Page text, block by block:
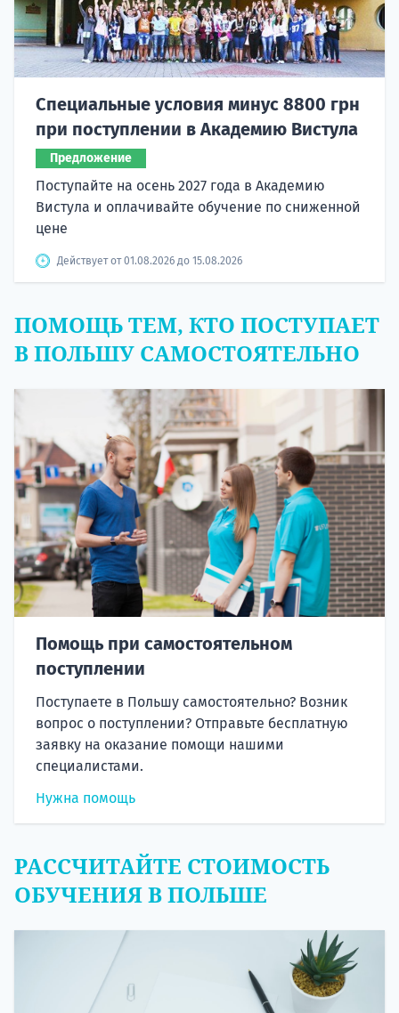
Специальные условия минус 8800 грн
при поступлении в Академию Вистула
Предложение
Поступайте на осень 2027 года в Академию
Вистула и оплачивайте обучение по сниженной
цене
Действует от 01.08.2026 до 15.08.2026
ПОМОЩЬ ТЕМ, КТО ПОСТУПАЕТ
В ПОЛЬШУ САМОСТОЯТЕЛЬНО
Помощь при самостоятельном
поступлении
Поступаете в Польшу самостоятельно? Возник
вопрос о поступлении? Отправьте бесплатную
заявку на оказание помощи нашими
специалистами.
Нужна помощь
РАССЧИТАЙТЕ СТОИМОСТЬ
ОБУЧЕНИЯ В ПОЛЬШЕ